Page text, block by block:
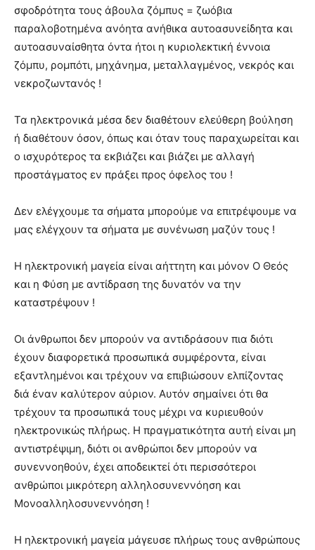
σφοδρότητα τους άβουλα ζόμπυς = ζωόβια
παραλοβοτημένα ανόητα ανήθικα αυτοασυνείδητα και
αυτοασυναίσθητα όντα ήτοι η κυριολεκτική έννοια
ζόμπυ, ρομπότι, μηχάνημα, μεταλλαγμένος, νεκρός και
νεκροζωντανός !
Τα ηλεκτρονικά μέσα δεν διαθέτουν ελεύθερη βούληση
ή διαθέτουν όσον, όπως και όταν τους παραχωρείται και
ο ισχυρότερος τα εκβιάζει και βιάζει με αλλαγή
προστάγματος εν πράξει προς όφελος του !
Δεν ελέγχουμε τα σήματα μπορούμε να επιτρέψουμε να
μας ελέγχουν τα σήματα με συνένωση μαζύν τους !
Η ηλεκτρονική μαγεία είναι αήττητη και μόνον Ο Θεός
και η Φύση με αντίδραση της δυνατόν να την
καταστρέψουν !
Οι άνθρωποι δεν μπορούν να αντιδράσουν πια διότι
έχουν διαφορετικά προσωπικά συμφέροντα, είναι
εξαντλημένοι και τρέχουν να επιβιώσουν ελπίζοντας
διά έναν καλύτερον αύριον. Αυτόν σημαίνει ότι θα
τρέχουν τα προσωπικά τους μέχρι να κυριευθούν
ηλεκτρονικώς πλήρως. Η πραγματικότητα αυτή είναι μη
αντιστρέψιμη, διότι οι ανθρώποι δεν μπορούν να
συνεννοηθούν, έχει αποδεικτεί ότι περισσότεροι
ανθρώποι μικρότερη αλληλοσυνεννόηση και
Μονοαλληλοσυνεννόηση !
Η ηλεκτρονική μαγεία μάγευσε πλήρως τους ανθρώπους